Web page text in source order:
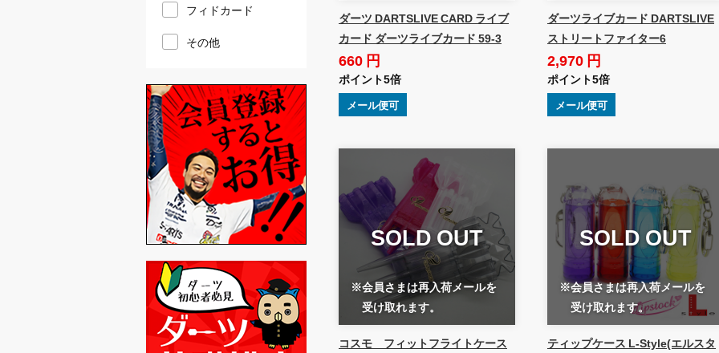
ダーツ DARTSLIVE CARD ライブ
カード ダーツライブカード 59-3
660 円
ポイント5倍
メール便可
ダーツライブカード DARTSLIVE
ストリートファイター6
2,970 円
ポイント5倍
メール便可
SOLD OUT
※会員さまは再入荷メールを
受け取れます。
コスモ フィットフライトケース
SOLD OUT
※会員さまは再入荷メールを
受け取れます。
ティップケース L-Style(エルスタ
フィドカード
その他